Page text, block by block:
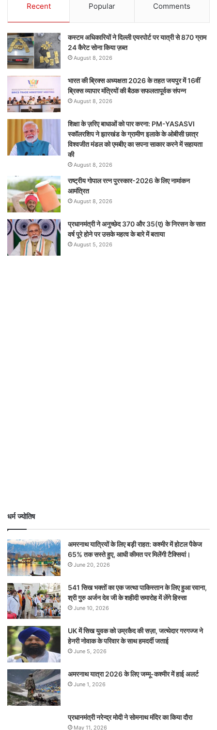
Recent Popular Comments
कस्टम अधिकारियों ने दिल्ली एयरपोर्ट पर यात्री से 870 ग्राम
24 कैरेट सोना किया ज़ब्त
August 8, 2026
भारत की ब्रिक्‍स अध्यक्षता 2026 के तहत जयपुर में 16वीं
ब्रिक्‍स व्यापार मंत्रियों की बैठक सफलतापूर्वक संपन्न
August 8, 2026
शिक्षा के ज़रिए बाधाओं को पार करना: PM-YASASVI
स्कॉलरशिप ने झारखंड के ग्रामीण इलाके के ओबीसी छात्र
विश्वजीत मंडल को एमबीए का सपना साकार करने में सहायता
की
August 8, 2026
राष्ट्रीय गोपाल रत्न पुरस्कार-2026 के लिए नामांकन
आमंत्रित
August 8, 2026
प्रधानमंत्री ने अनुच्छेद 370 और 35(ए) के निरसन के सात
वर्ष पूरे होने पर उसके महत्व के बारे में बताया
August 5, 2026
धर्म ज्योतिष
अमरनाथ यात्रियों के लिए बड़ी राहत: कश्मीर में होटल पैकेज
65% तक सस्ते हुए, आधी कीमत पर मिलेंगी टैक्सियां।
June 20, 2026
541 सिख भक्तों का एक जत्था पाकिस्तान के लिए हुआ रवाना,
श्री गुरु अर्जन देव जी के शहीदी समारोह में लेंगे हिस्सा
June 10, 2026
UK में सिख युवक को उम्रकैद की सज़ा, जत्थेदार गरगज्ज ने
हेनरी नोवाक के परिवार के साथ हमदर्दी जताई
June 5, 2026
अमरनाथ यात्रा 2026 के लिए जम्मू-कश्मीर में हाई अलर्ट
June 1, 2026
प्रधानमंत्री नरेन्‍द्र मोदी ने सोमनाथ मंदिर का किया दौरा
May 11, 2026